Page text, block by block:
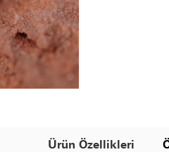
Ürün Özellikleri